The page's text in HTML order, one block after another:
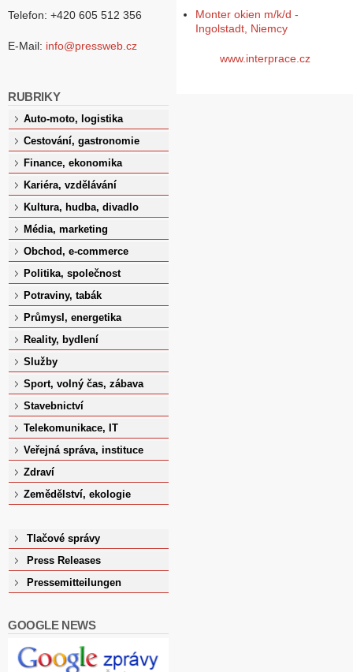
Telefon: +420 605 512 356
E-Mail: info@pressweb.cz
RUBRIKY
Auto-moto, logistika
Cestování, gastronomie
Finance, ekonomika
Kariéra, vzdělávání
Kultura, hudba, divadlo
Média, marketing
Obchod, e-commerce
Politika, společnost
Potraviny, tabák
Průmysl, energetika
Reality, bydlení
Služby
Sport, volný čas, zábava
Stavebnictví
Telekomunikace, IT
Veřejná správa, instituce
Zdraví
Zemědělství, ekologie
Tlačové správy
Press Releases
Pressemitteilungen
GOOGLE NEWS
Monter okien m/k/d -
Ingolstadt, Niemcy
www.interprace.cz